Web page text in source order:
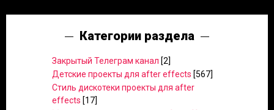
Категории раздела
Закрытый Телеграм канал [2]
Детские проекты для after effects [567]
Стиль дискотеки проекты для after
effects [17]